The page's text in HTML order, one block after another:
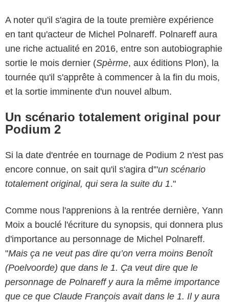
A noter qu'il s'agira de la toute première expérience
en tant qu'acteur de Michel Polnareff. Polnareff aura
une riche actualité en 2016, entre son autobiographie
sortie le mois dernier (Spèrme, aux éditions Plon), la
tournée qu'il s'apprête à commencer à la fin du mois,
et la sortie imminente d'un nouvel album.
Un scénario totalement original pour
Podium 2
Si la date d'entrée en tournage de Podium 2 n'est pas
encore connue, on sait qu'il s'agira d'"un scénario
totalement original, qui sera la suite du 1."
Comme nous l'apprenions à la rentrée dernière, Yann
Moix a bouclé l'écriture du synopsis, qui donnera plus
d'importance au personnage de Michel Polnareff.
"Mais ça ne veut pas dire qu’on verra moins Benoît
(Poelvoorde) que dans le 1. Ça veut dire que le
personnage de Polnareff y aura la même importance
que ce que Claude François avait dans le 1. Il y aura